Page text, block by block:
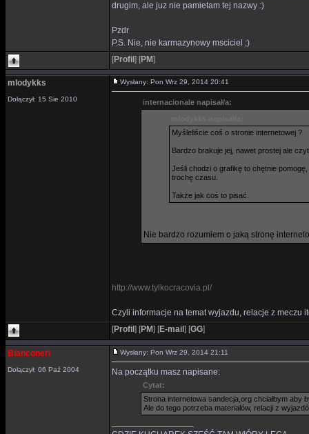
drugim, ale juz nie pamietam tej nazwy :)
Pzdr
P.S. Nie, nie karmazynowy msciciel ;)
[Profil ] [PM]
mlodykks
Dołączył: 15 Sie 2010
Wysłany: Pon Wrz 29, 2014 20:41
internacionale napisał/a:
Myśleliście coś o stronie internetowej ?
Bardzo brakuje jej, nawet prostej ale
Jeśli chodzi o grafikę to chętnie
trochę czasu.
Także jak coś to pisać.
Nie bardzo rozumiem o jaką stronę
http://www.tylkocracovia.pl/
Czyli informacje na temat wyjazdu, relacje z meczu
[Profil ] [PM] [E-mail ] [GG]
Bianconeri
Dołączył: 06 Paź 2004
Wysłany: Pon Wrz 29, 2014 21:11
Na początku masz napisane:
Cytat:
Strona internetowa sandecja,org chciałbym aby
Ale do tego potrzeba materiałów, relacji z